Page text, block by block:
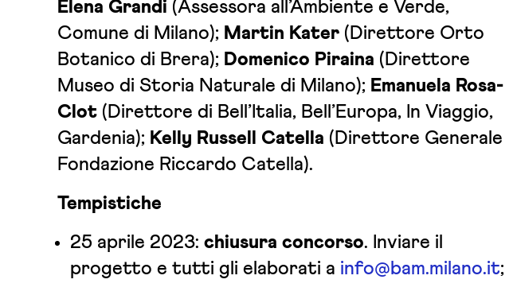
Elena Grandi (Assessora all’Ambiente e Verde,
Comune di Milano); Martin Kater (Direttore Orto
Botanico di Brera); Domenico Piraina (Direttore
Museo di Storia Naturale di Milano); Emanuela Rosa-
Clot (Direttore di Bell’Italia, Bell’Europa, In Viaggio,
Gardenia); Kelly Russell Catella (Direttore Generale
Fondazione Riccardo Catella).
Tempistiche
25 aprile 2023: chiusura concorso. Inviare il
progetto e tutti gli elaborati a info@bam.milano.it;